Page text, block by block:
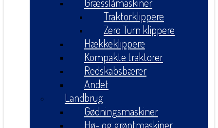
Traktorklippere
Zero Turn klippere
Hækkeklippere
Kompakte traktorer
Redskabsbærer
Andet
Landbrug
Gødningsmaskiner
Hø- og grøntmaskiner